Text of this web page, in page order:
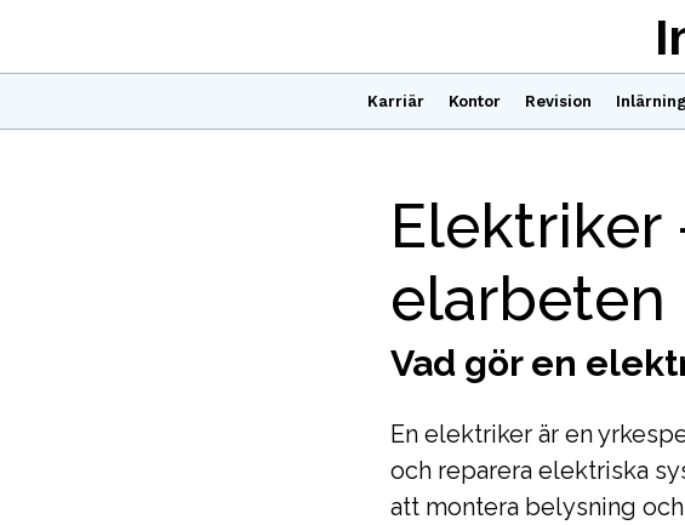
Karriär Kontor Revision Inlärning
Elektriker
elarbeten
Vad gör en
En elektriker är en
och reparera elektriska
att montera belysning